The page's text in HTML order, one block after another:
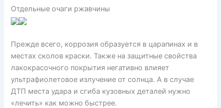
Отдельные очаги ржавчины
Прежде всего, коррозия образуется в царапинах и в
местах сколов краски. Также на защитные свойства
лакокрасочного покрытия негативно влияет
ультрафиолетовое излучение от солнца. А в случае
ДТП места удара и сгиба кузовных деталей нужно
«лечить» как можно быстрее.